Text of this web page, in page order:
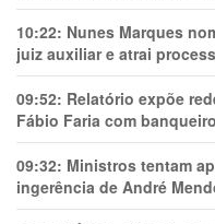
10:22: Nunes Marques
juiz auxiliar e atrai
09:52: Relatório expõe
Fábio Faria com
09:32: Ministros tentam
ingerência de André